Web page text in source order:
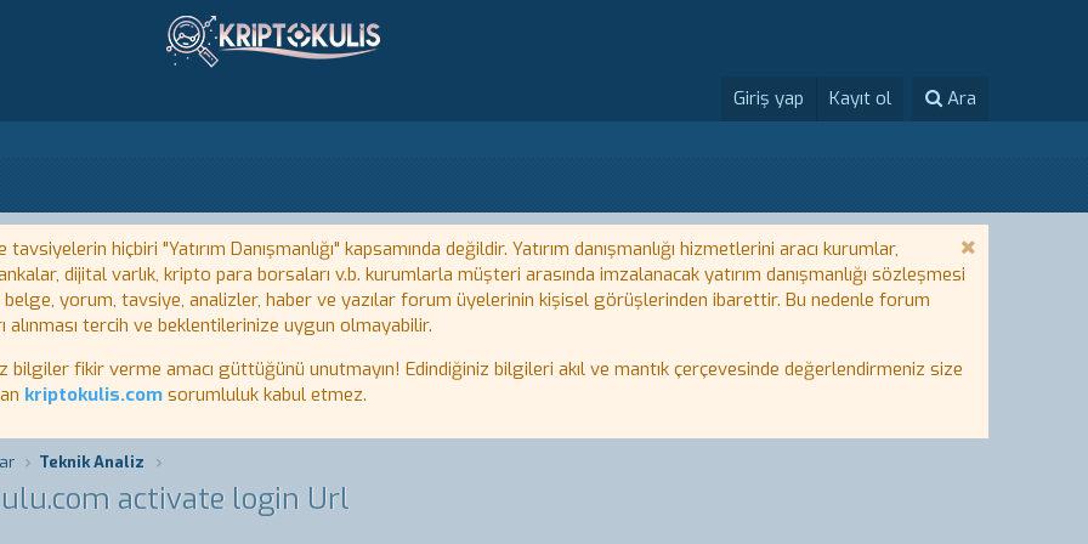
Giriş yap Kayıt ol Ara
hiçbiri "Yatırım Danışmanlığı" kapsamında değildir. Yatırım danışmanlığı hizmetlerini aracı kurumlar,
dijital varlık, kripto para borsaları v.b. kurumlarla müşteri arasında imzalanacak yatırım danışmanlığı sözleşmesi
yorum, tavsiye, analizler, haber ve yazılar forum üyelerinin kişisel görüşlerinden ibarettir. Bu nedenle forum
tercih ve beklentilerinize uygun olmayabilir.
fikir verme amacı güttüğünü unutmayın! Edindiğiniz bilgileri akıl ve mantık çerçevesinde değerlendirmeniz size
kriptokulis.com sorumluluk kabul etmez.
Teknik Analiz
activate login Url